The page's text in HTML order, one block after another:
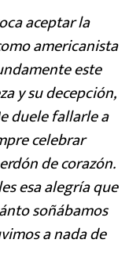
aceptar la
americanista
este
y su decepción,
duele fallarle a
celebrar
de corazón.
esa alegría que
soñábamos
a nada de